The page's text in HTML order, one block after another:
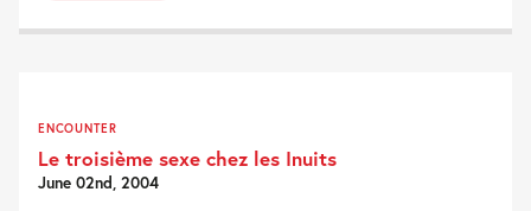
ENCOUNTER
Le troisième sexe chez les Inuits
June 02nd, 2004